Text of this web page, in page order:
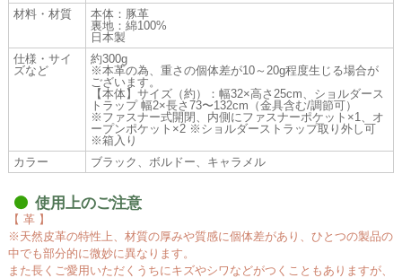
材料・材質
本体：豚革
裏地：綿100%
日本製
仕様・サイ
ズなど
約300g
※本革の為、重さの個体差が10～20g程度生じる場合が
ございます。
【本体】サイズ（約）：幅32×高さ25cm、ショルダース
トラップ 幅2×長さ73〜132cm（金具含む/調節可）
※ファスナー式開閉、内側にファスナーポケット×1、オ
ープンポケット×2 ※ショルダーストラップ取り外し可
※箱入り
カラー
ブラック、ボルドー、キャラメル
使用上のご注意
【 革 】
※天然皮革の特性上、材質の厚みや質感に個体差があり、ひとつの製品の
中でも部分的に微妙に異なります。
また長くご愛用いただくうちにキズやシワなどがつくこともありますが、